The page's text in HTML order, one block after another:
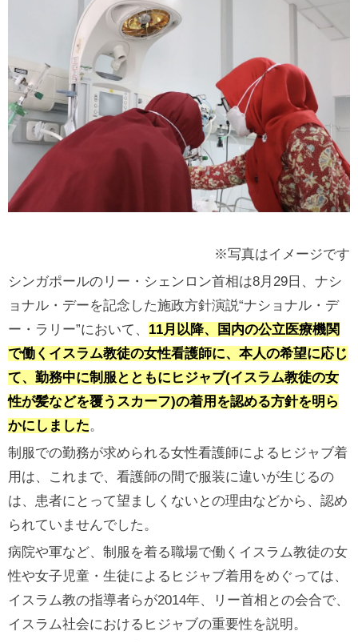
※写真はイメージです
シンガポールのリー・シェンロン首相は8月29日、ナシ
ョナル・デーを記念した施政方針演説“ナショナル・デ
ー・ラリー”において、 11月以降、国内の公立医療機関
で働くイスラム教徒の女性看護師に、本人の希望に応じ
て、勤務中に制服とともにヒジャブ(イスラム教徒の女
性が髪などを覆うスカーフ)の着用を認める方針を明ら
かにしました。
制服での勤務が求められる女性看護師によるヒジャブ着
用は、これまで、看護師の間で服装に違いが生じるの
は、患者にとって望ましくないとの理由などから、認め
られていませんでした。
病院や軍など、制服を着る職場で働くイスラム教徒の女
性や女子児童・生徒によるヒジャブ着用をめぐっては、
イスラム教の指導者らが2014年、リー首相との会合で、
イスラム社会におけるヒジャブの重要性を説明。